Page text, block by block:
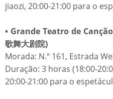
jiaozi, 20:00-21:00 para o
• Grande Teatro de
歌舞大剧院)
Morada: N.º 161, Estrada
Duração: 3 horas (18:00-
20:00-21:00 para o